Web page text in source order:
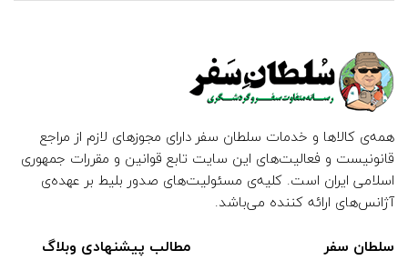
همه‌ی کالاها و خدمات سلطان سفر دارای مجوزهای لازم از مراجع
قانونیست و فعالیت‌های این سایت تابع قوانین و مقررات جمهوری
اسلامی ایران است. کلیه‌ی مسئولیت‌های صدور بلیط بر عهده‌ی
آژانس‌های ارائه کننده می‌باشد.
سلطان سفر مطالب پیشنهادی وبلاگ